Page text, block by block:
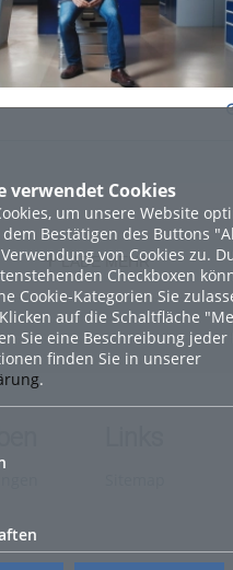
verwendet Cookies
um unsere Website
Bestätigen des Buttons
von Cookies zu.
Checkboxen
Cookie-Kategorien Sie
auf die Schaltfläche
Sie eine Beschreibung jeder
finden Sie in unserer
.
LADE MEHR